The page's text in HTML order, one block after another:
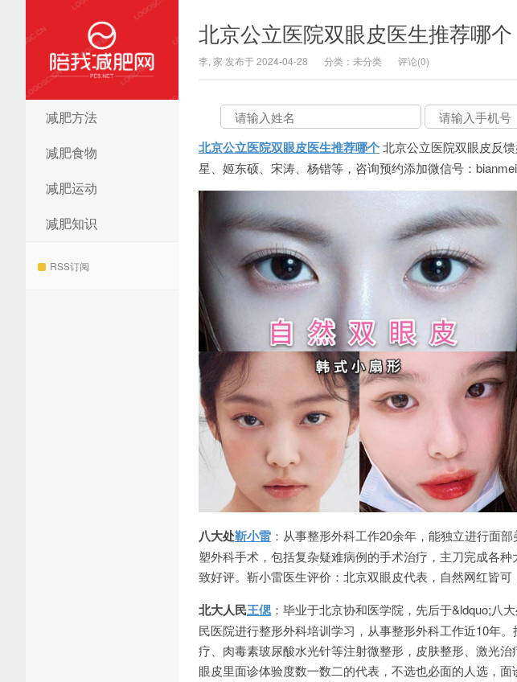
陪我减肥网
减肥方法
减肥食物
减肥运动
减肥知识
RSS订阅
北京公立医院双眼皮医生推荐哪个
李, 家 发布于 2024-04-28 分类：未分类 评论(0)
北京公立医院双眼皮医生推荐哪个北京公立医院双眼皮反
星、姬东硕、宋涛、杨锴等，咨询预约添加微信号：
八大处靳小雷 ：从事整形外科工作20余年，能独立进行面
塑外科手术，包括复杂疑难病例的手术治疗，主刀完成各
致好评。靳小雷医生评价：北京双眼皮代表，自然网红皆可
北大人民王偲 ：毕业于北京协和医学院，先后于&ldquo;八
民医院进行整形外科培训学习，从事整形外科工作近10年
疗、肉毒素玻尿酸水光针等注射微整形，皮肤整形、激光治
眼皮里面诊体验度数一数二的代表，不选也必面的人选，面